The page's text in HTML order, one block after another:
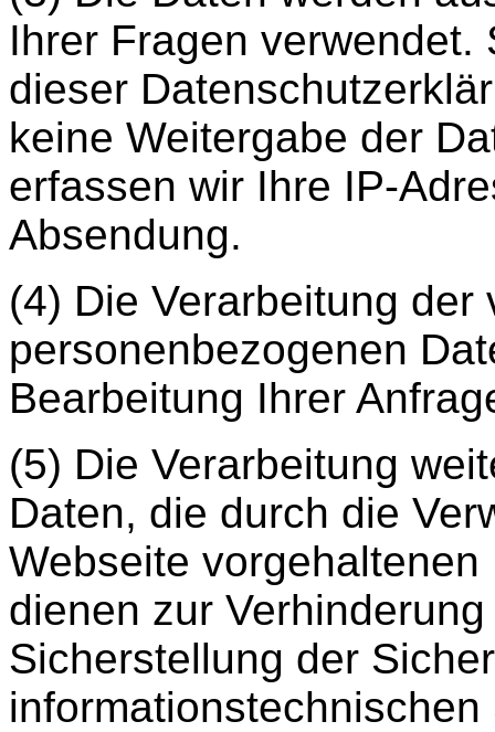
Ihrer Fragen
dieser
keine Weitergabe der
erfassen wir Ihre IP-
Absendung.
(4) Die Verarbeitung der
personenbezogenen
Bearbeitung Ihrer
(5) Die Verarbeitung
Daten, die durch die
Webseite
dienen zur
Sicherstellung der
informationstechnischen